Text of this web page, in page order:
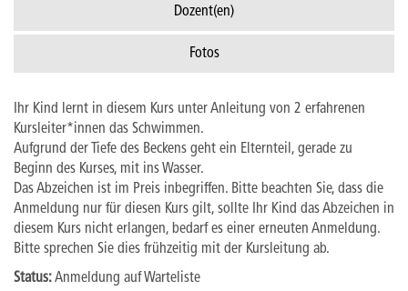
Dozent(en)
Fotos
Ihr Kind lernt in diesem Kurs unter Anleitung von 2 erfahrenen
Kursleiter*innen das Schwimmen.
Aufgrund der Tiefe des Beckens geht ein Elternteil, gerade zu
Beginn des Kurses, mit ins Wasser.
Das Abzeichen ist im Preis inbegriffen. Bitte beachten Sie, dass die
Anmeldung nur für diesen Kurs gilt, sollte Ihr Kind das Abzeichen in
diesem Kurs nicht erlangen, bedarf es einer erneuten Anmeldung.
Bitte sprechen Sie dies frühzeitig mit der Kursleitung ab.
Status:Anmeldung auf Warteliste